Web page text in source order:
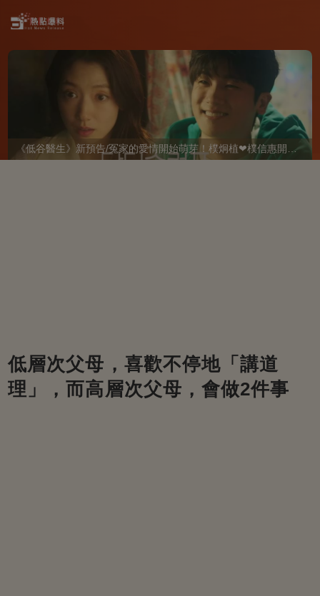
《低谷醫生》新預告/冤家的愛情開始萌芽！樸炯植❤樸信惠開啓「同居生活」互相共鳴、安慰~
低層次父母，喜歡不停地「講道
理」，而高層次父母，會做2件事